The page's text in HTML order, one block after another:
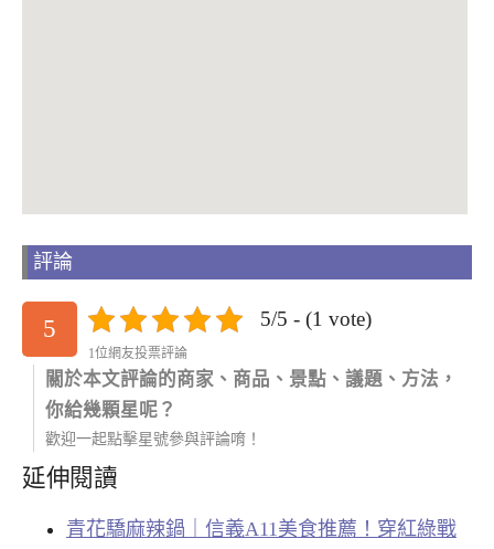
評論
5 5/5 - (1 vote)
1位網友投票評論
關於本文評論的商家、商品、景點、議題、方法，
你給幾顆星呢？
歡迎一起點擊星號參與評論唷！
延伸閱讀
青花驕麻辣鍋｜信義A11美食推薦！穿紅綠戰